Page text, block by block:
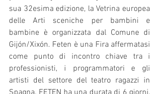
sua 32esima edizione, la Vetrina europea
delle Arti sceniche per bambini e
bambine è organizzata dal Comune di
Gijón/Xixón. Feten è una Fira affermatasi
come punto di incontro chiave tra i
professionisti, i programmatori e gli
artisti del settore del teatro ragazzi in